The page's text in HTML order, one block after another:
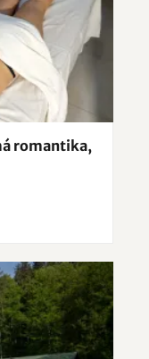
romantika,